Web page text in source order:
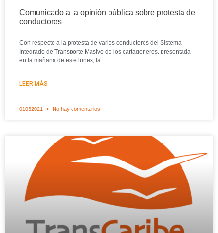
Comunicado a la opinión pública sobre protesta de
conductores
Con respecto a la protesta de varios conductores del Sistema
Integrado de Transporte Masivo de los cartageneros, presentada
en la mañana de este lunes, la
LEER MÁS
01032021 No hay comentarios